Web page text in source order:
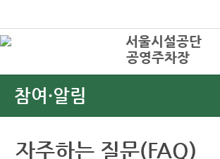
공영주차장
참여·알림
자주하는 질문(FAQ)